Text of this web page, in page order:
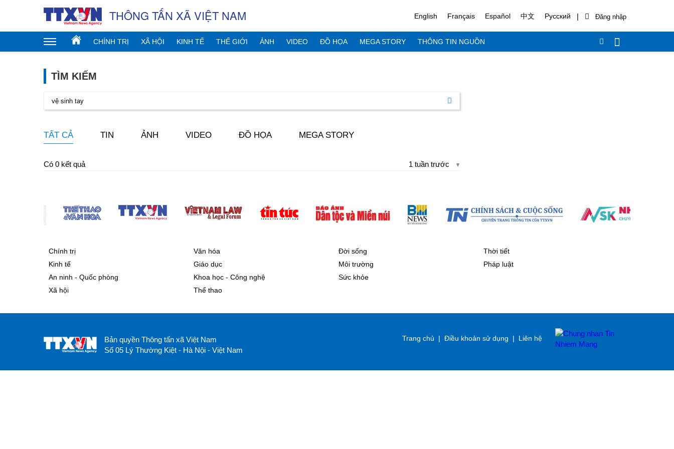
THÔNG TẤN XÃ VIỆT NAM English Français Español 中文 Русский |
CHÍNH TRỊ XÃ HỘI KINH TẾ THẾ GIỚI ẢNH VIDEO ĐỒ HỌA MEGA STORY THÔNG TIN NGUỒN
TÌM KIẾM
TẤT CẢ TIN ẢNH VIDEO ĐỒ HỌA MEGA STORY
Có 0 kết quả 1 tuần trước
Chính trị
Kinh tế
An ninh - Quốc phòng
Xã hội
Văn hóa
Giáo dục
Khoa học - Công nghệ
Thể thao
Đời sống
Môi trường
Sức khỏe
Thời tiết
Pháp luật
Bản quyền Thông tấn xã Việt Nam
Số 05 Lý Thường Kiệt - Hà Nội - Việt Nam
Trang chủ | Điều khoản sử dụng | Liên hệ